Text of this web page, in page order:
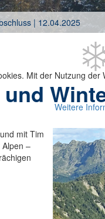
| 12.04.2025
mit Tim
–
Mit der Nutzung
Weitere